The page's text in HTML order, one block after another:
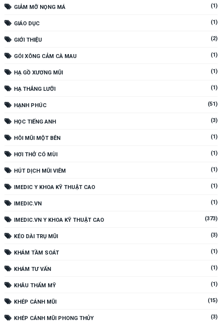
GIẢM MỠ NỌNG MÁ (1)
GIÁO DỤC (1)
GIỚI THIỆU (2)
GÓI XÔNG CẢM CÀ MAU (1)
HẠ GỒ XƯƠNG MŨI (1)
HẠ THẮNG LƯỠI (1)
HẠNH PHÚC (51)
HỌC TIẾNG ANH (3)
HÔI MŨI MỘT BÊN (1)
HƠI THỞ CÓ MÙI (1)
HÚT DỊCH MŨI VIÊM (1)
IMEDIC Y KHOA KỸ THUẬT CAO (1)
IMEDIC.VN (1)
IMEDIC.VN Y KHOA KỸ THUẬT CAO (373)
KÉO DÀI TRỤ MŨI (3)
KHÁM TẦM SOÁT (1)
KHÁM TƯ VẤN (1)
KHÂU THẨM MỸ (1)
KHÉP CÁNH MŨI (15)
KHÉP CÁNH MŨI PHONG THỦY (3)